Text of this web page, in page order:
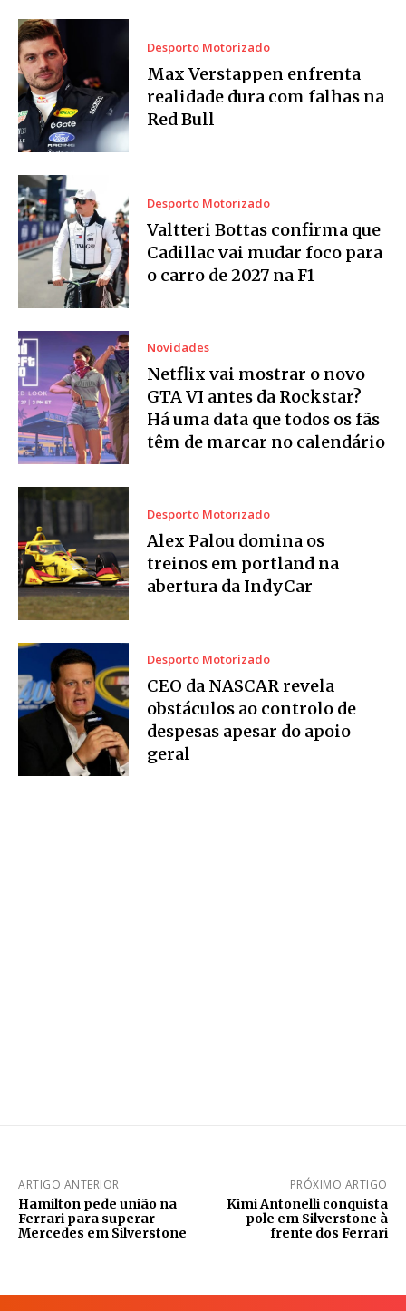
Desporto Motorizado
Max Verstappen enfrenta
realidade dura com falhas na
Red Bull
Desporto Motorizado
Valtteri Bottas confirma que
Cadillac vai mudar foco para
o carro de 2027 na F1
Novidades
Netflix vai mostrar o novo
GTA VI antes da Rockstar?
Há uma data que todos os fãs
têm de marcar no calendário
Desporto Motorizado
Alex Palou domina os
treinos em portland na
abertura da IndyCar
Desporto Motorizado
CEO da NASCAR revela
obstáculos ao controlo de
despesas apesar do apoio
geral
ARTIGO ANTERIOR
Hamilton pede união na
Ferrari para superar
Mercedes em Silverstone
PRÓXIMO ARTIGO
Kimi Antonelli conquista
pole em Silverstone à
frente dos Ferrari